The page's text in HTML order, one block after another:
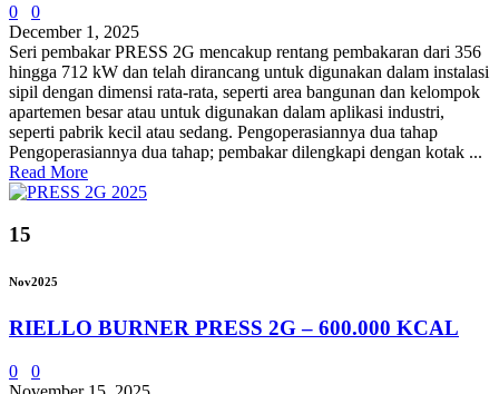
0
0
December 1, 2025
Seri pembakar PRESS 2G mencakup rentang pembakaran dari 356
hingga 712 kW dan telah dirancang untuk digunakan dalam instalasi
sipil dengan dimensi rata-rata, seperti area bangunan dan kelompok
apartemen besar atau untuk digunakan dalam aplikasi industri,
seperti pabrik kecil atau sedang. Pengoperasiannya dua tahap
Pengoperasiannya dua tahap; pembakar dilengkapi dengan kotak ...
Read More
15
Nov2025
RIELLO BURNER PRESS 2G – 600.000 KCAL
0
0